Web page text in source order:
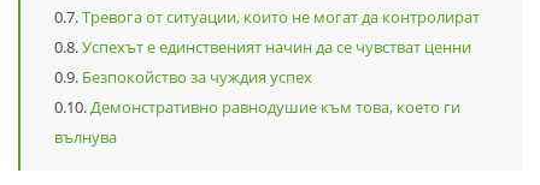
Тревога от ситуации, които не могат да контролират
Успехът е единственият начин да се чувстват ценни
Безпокойство за чуждия успех
Демонстративно равнодушие към това, което ги
вълнува